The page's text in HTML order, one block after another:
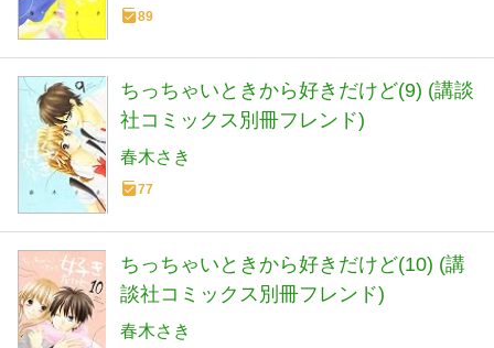
89
ちっちゃいときから好きだけど(9) (講談
社コミックス別冊フレンド)
春木さき
77
ちっちゃいときから好きだけど(10) (講
談社コミックス別冊フレンド)
春木さき